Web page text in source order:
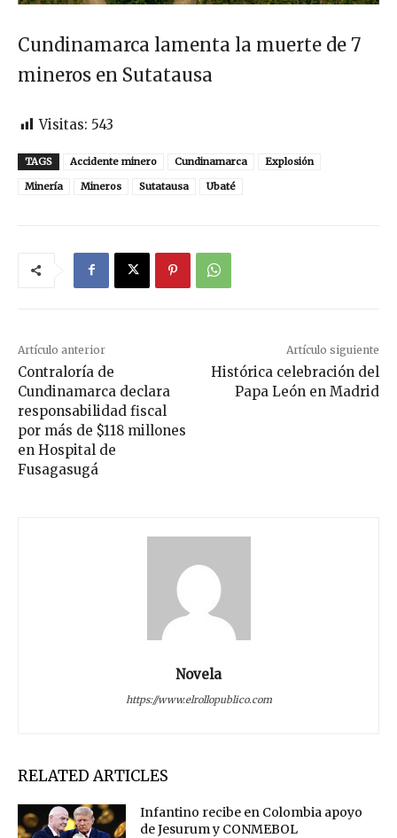
Cundinamarca lamenta la muerte de 7
mineros en Sutatausa
Visitas: 543
TAGS Accidente minero Cundinamarca
Explosión
Minería
Mineros Sutatausa Ubaté
Artículo anterior
Contraloría de
Cundinamarca declara
responsabilidad fiscal
por más de $118 millones
en Hospital de
Fusagasugá
Artículo siguiente
Histórica celebración del
Papa León en Madrid
Novela
https://www.elrollopublico.com
RELATED ARTICLES
Infantino recibe en Colombia apoyo
de Jesurum y CONMEBOL